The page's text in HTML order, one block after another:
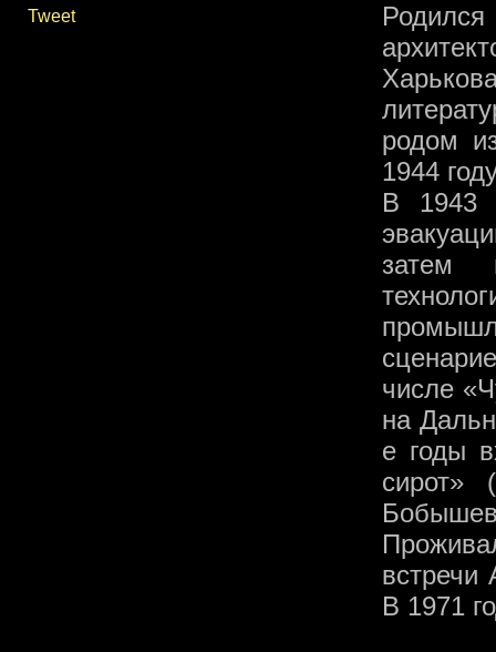
Tweet
родом
1944
В 1943
затем
числе
на
е годы
сирот»
встречи
В 1971